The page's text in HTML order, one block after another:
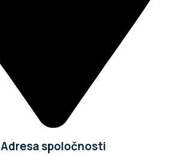
Adresa spoločnosti